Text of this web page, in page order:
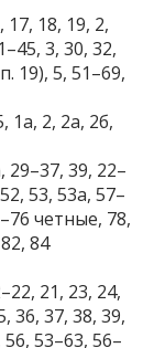
17, 18, 19, 2,
3, 30, 32,
19), 5, 51–69,
1а, 2, 2а, 2б,
29–37, 39, 22–
53, 53а, 57–
четные, 78,
84
21, 23, 24,
36, 37, 38, 39,
53–63, 56–